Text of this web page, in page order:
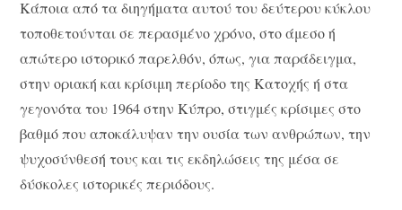
Κάποια από τα διηγήματα αυτού του δεύτερου κύκλου
τοποθετούνται σε περασμένο χρόνο, στο άμεσο ή
απώτερο ιστορικό παρελθόν, όπως, για παράδειγμα,
στην οριακή και κρίσιμη περίοδο της Κατοχής ή στα
γεγονότα του 1964 στην Κύπρο, στιγμές κρίσιμες στο
βαθμό που αποκάλυψαν την ουσία των ανθρώπων, την
ψυχοσύνθεσή τους και τις εκδηλώσεις της μέσα σε
δύσκολες ιστορικές περιόδους.